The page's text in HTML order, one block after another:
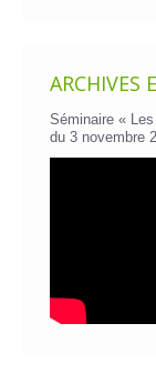
ARCHIVES
Séminaire «
du 3 novembre